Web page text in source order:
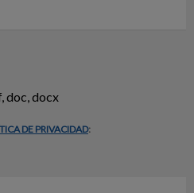
doc, docx
DE PRIVACIDAD: